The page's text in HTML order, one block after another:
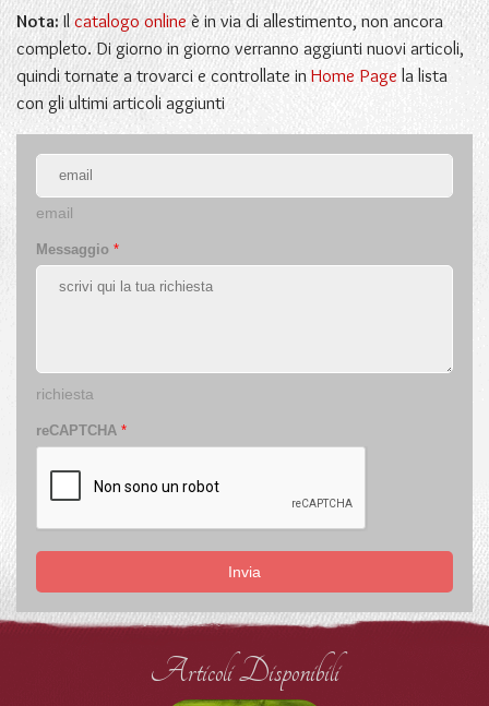
Nota:Il catalogo onlineè in via di allestimento, non ancora
completo. Di giorno in giorno verranno aggiunti nuovi articoli,
quindi tornate a trovarci e controllate in Home Page la lista
con gli ultimi articoli aggiunti
email
Messaggio *
richiesta
reCAPTCHA *
Invia
Articoli Disponibili